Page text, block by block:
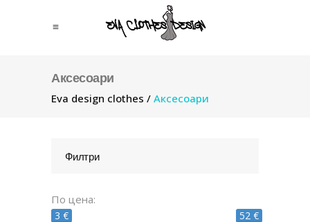
Аксесоари
Eva design clothes / Аксесоари
Филтри
По цена:
3 € 52 €